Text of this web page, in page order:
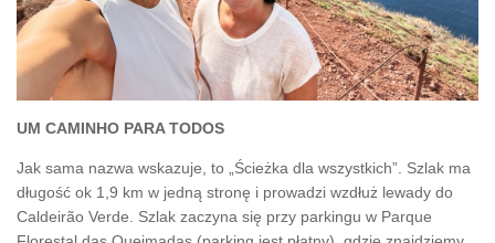
UM CAMINHO PARA TODOS
Jak sama nazwa wskazuje, to „Ścieżka dla wszystkich”. Szlak ma
długość ok 1,9 km w jedną stronę i prowadzi wzdłuż lewady do
Caldeirão Verde. Szlak zaczyna się przy parkingu w Parque